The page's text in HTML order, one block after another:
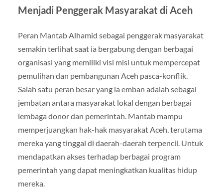
Menjadi Penggerak Masyarakat di Aceh
Peran Mantab Alhamid sebagai penggerak masyarakat
semakin terlihat saat ia bergabung dengan berbagai
organisasi yang memiliki visi misi untuk mempercepat
pemulihan dan pembangunan Aceh pasca-konflik.
Salah satu peran besar yang ia emban adalah sebagai
jembatan antara masyarakat lokal dengan berbagai
lembaga donor dan pemerintah. Mantab mampu
memperjuangkan hak-hak masyarakat Aceh, terutama
mereka yang tinggal di daerah-daerah terpencil. Untuk
mendapatkan akses terhadap berbagai program
pemerintah yang dapat meningkatkan kualitas hidup
mereka.